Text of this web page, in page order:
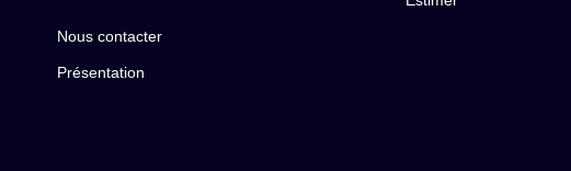
Nous contacter
Présentation